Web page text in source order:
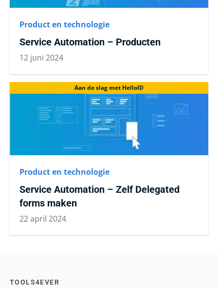
Product en technologie
Service Automation – Producten
12 juni 2024
Aan de slag met HelloID
Product en technologie
Service Automation – Zelf Delegated
forms maken
22 april 2024
TOOLS4EVER